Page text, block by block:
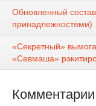
Обновленный
принадлежностями)
«Секретный»
«Севмаша»